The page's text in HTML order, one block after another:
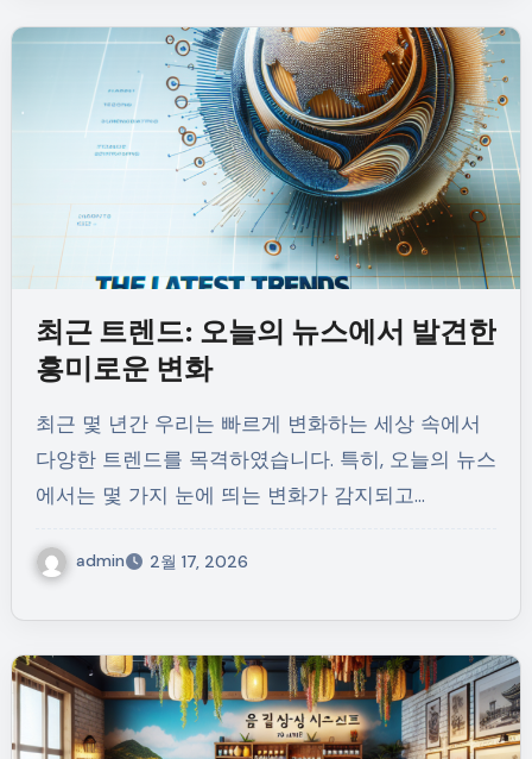
최근 트렌드: 오늘의 뉴스에서 발견한
흥미로운 변화
최근 몇 년간 우리는 빠르게 변화하는 세상 속에서
다양한 트렌드를 목격하였습니다. 특히, 오늘의 뉴스
에서는 몇 가지 눈에 띄는 변화가 감지되고…
admin 2월 17, 2026